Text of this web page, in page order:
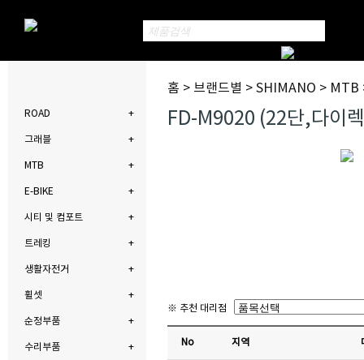
ROAD
그래블
MTB
E-BIKE
시티 및 컴포트
트레킹
생활자전거
휠셋
순정부품
수리부품
홈 > 브랜드별 > SHIMANO >
FD-M9020 (22단,다이
※ 추천 대리점
No 지역